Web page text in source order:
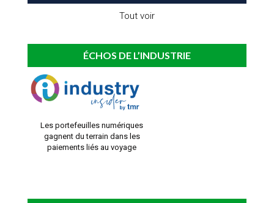
Tout voir
ÉCHOS DE L’INDUSTRIE
Les portefeuilles numériques
gagnent du terrain dans les
paiements liés au voyage